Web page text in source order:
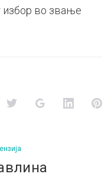
избор во звање
Twitter Google+